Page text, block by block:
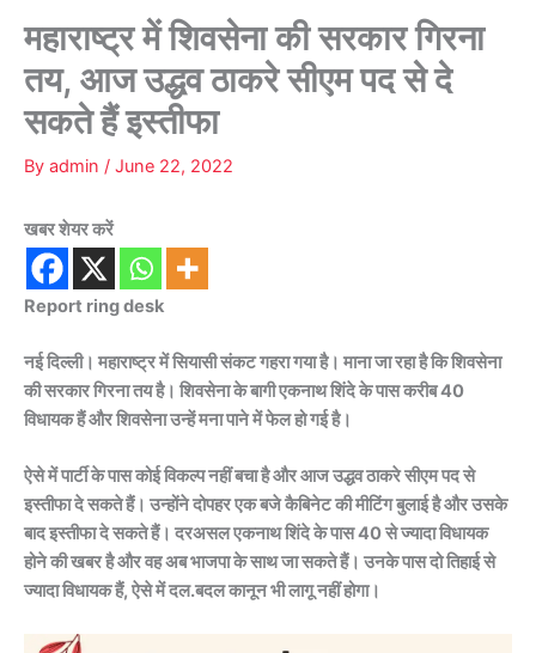
महाराष्ट्र में शिवसेना की सरकार गिरना
तय, आज उद्धव ठाकरे सीएम पद से दे
सकते हैं इस्तीफा
By admin / June 22, 2022
खबर शेयर करें
Report ring desk
नई दिल्ली। महाराष्ट्र में सियासी संकट गहरा गया है। माना जा रहा है कि शिवसेना
की सरकार गिरना तय है। शिवसेना के बागी एकनाथ शिंदे के पास करीब 40
विधायक हैं और शिवसेना उन्हें मना पाने में फेल हो गई है।
ऐसे में पार्टी के पास कोई विकल्प नहीं बचा है और आज उद्धव ठाकरे सीएम पद से
इस्तीफा दे सकते हैं। उन्होंने दोपहर एक बजे कैबिनेट की मीटिंग बुलाई है और उसके
बाद इस्तीफा दे सकते हैं। दरअसल एकनाथ शिंदे के पास 40 से ज्यादा विधायक
होने की खबर है और वह अब भाजपा के साथ जा सकते हैं। उनके पास दो तिहाई से
ज्यादा विधायक हैं, ऐसे में दल.बदल कानून भी लागू नहीं होगा।